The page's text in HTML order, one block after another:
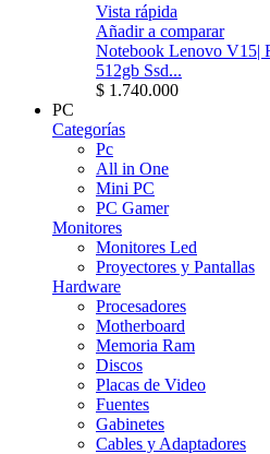
Vista rápida
Añadir a comparar
Notebook Lenovo V15|
512gb Ssd...
$ 1.740.000
PC
Categorías
Pc
All in One
Mini PC
PC Gamer
Monitores
Monitores Led
Proyectores y Pantallas
Hardware
Procesadores
Motherboard
Memoria Ram
Discos
Placas de Video
Fuentes
Gabinetes
Cables y Adaptadores